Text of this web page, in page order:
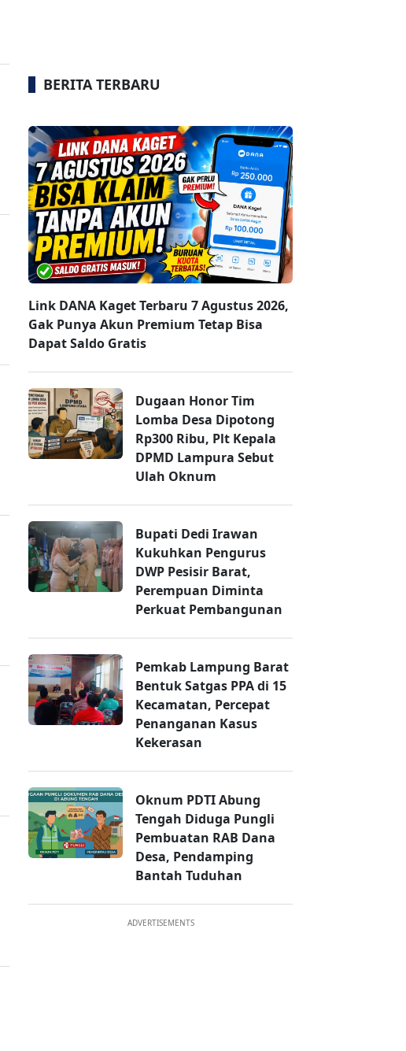
BERITA TERBARU
Link DANA Kaget Terbaru 7 Agustus 2026,
Gak Punya Akun Premium Tetap Bisa
Dapat Saldo Gratis
Dugaan Honor Tim
Lomba Desa Dipotong
Rp300 Ribu, Plt Kepala
DPMD Lampura Sebut
Ulah Oknum
Bupati Dedi Irawan
Kukuhkan Pengurus
DWP Pesisir Barat,
Perempuan Diminta
Perkuat Pembangunan
Pemkab Lampung Barat
Bentuk Satgas PPA di 15
Kecamatan, Percepat
Penanganan Kasus
Kekerasan
Oknum PDTI Abung
Tengah Diduga Pungli
Pembuatan RAB Dana
Desa, Pendamping
Bantah Tuduhan
ADVERTISEMENTS